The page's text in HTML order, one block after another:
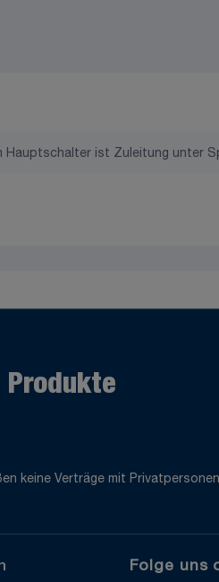
Hauptschalter ist Zuleitung unter
Produkte
keine Verträge mit
Folge uns